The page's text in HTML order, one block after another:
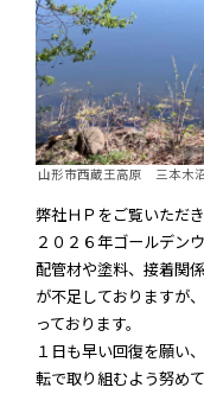
山形市西蔵王高原 三本木
弊社ＨＰをご覧いただ
２０２６年ゴールデン
配管材や塗料、接着関
が不足しておりますが
っております。
１日も早い回復を願い
転で取り組むよう努めて